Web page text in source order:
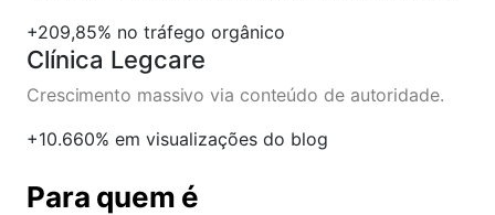
+209,85% no tráfego orgânico
Clínica Legcare
Crescimento massivo via conteúdo de autoridade.
+10.660% em visualizações do blog
Para quem é